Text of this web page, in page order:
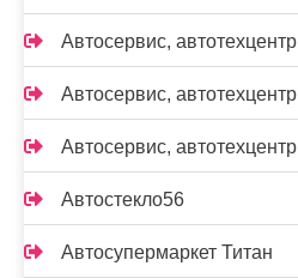
Автосервис, автотехцентр
Автосервис, автотехцентр
Автосервис, автотехцентр
Автостекло56
Автосупермаркет Титан